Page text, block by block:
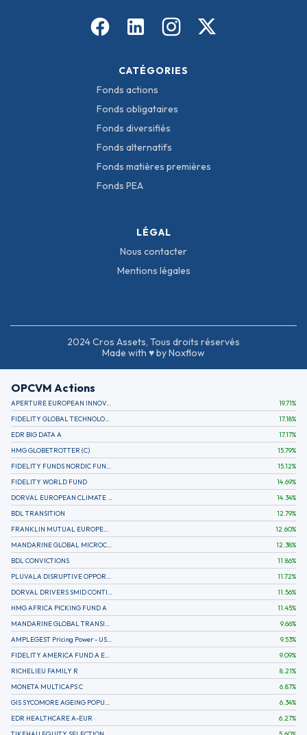
CATÉGORIES
Fonds actions
Fonds obligataires
Fonds diversifiés
Fonds alternatifs
Fonds matières premières
Fonds PEA
LÉGAL
Nous contacter
Mentions légales
2024 Cros Assets, Tous droits réservés
Made with ♥ by Noxflow
OPCVM Actions
APERTURE EUROPEAN INNOVATION 19.71%
FIDELITY GLOBAL TECHNOLOGY FUND A EUR
17.18%
EDR BIG DATA A
17.17%
HMG GLOBETROTTER (C)
15.79%
FIDELITY FUNDS NORDIC FUND A
15.12%
FIDELITY WORLD FUND
14.69%
DORVAL EUROPEAN CLIMATE INITIATIVE R (C)
14.34%
BDL TRANSITION
12.79%
FRANKLIN MUTUAL EUROPEAN FUND A EUR (C)
12.60%
MANDARINE GLOBAL MICROCAP
12.38%
BDL CONVICTIONS
11.86%
PLUVALA DISRUPTIVE OPPORTUNITIES
11.72%
DORVAL DRIVERS SMID CONTINENTAL EUROPE
11.56%
HMG AFRICA PICKING FUND A
11.45%
MANDARINE GLOBAL TRANSITION R
9.66%
AMPLEGEST Pricing Power - US - AC
9.53%
FIDELITY AMERICA FUND A EUR (C)
9.09%
RICHELIEU FAMILY R
8.21%
MONETA MULTICAPS C
6.87%
GIS SYCOMORE AGEING POPULATION
6.34%
EDR HEALTHCARE A-EUR
6.27%